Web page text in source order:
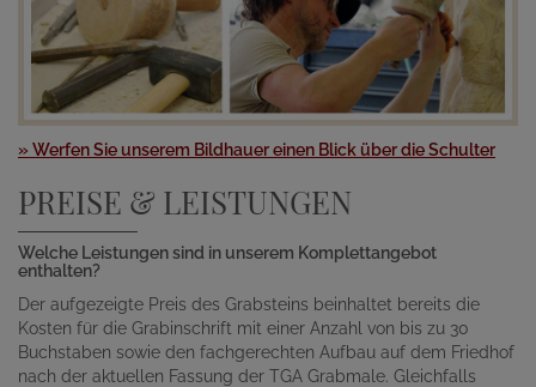
» Werfen Sie unserem Bildhauer einen Blick über die Schulter
PREISE & LEISTUNGEN
Welche Leistungen sind in unserem Komplettangebot
enthalten?
Der aufgezeigte Preis des Grabsteins beinhaltet bereits die
Kosten für die Grabinschrift mit einer Anzahl von bis zu 30
Buchstaben sowie den fachgerechten Aufbau auf dem Friedhof
nach der aktuellen Fassung der TGA Grabmale. Gleichfalls